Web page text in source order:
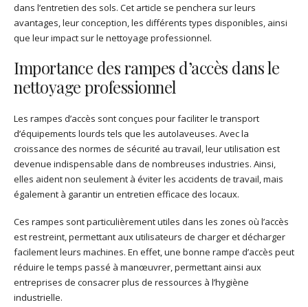
dans l’entretien des sols. Cet article se penchera sur leurs
avantages, leur conception, les différents types disponibles, ainsi
que leur impact sur le nettoyage professionnel.
Importance des rampes d’accès dans le
nettoyage professionnel
Les rampes d’accès sont conçues pour faciliter le transport
d’équipements lourds tels que les autolaveuses. Avec la
croissance des normes de sécurité au travail, leur utilisation est
devenue indispensable dans de nombreuses industries. Ainsi,
elles aident non seulement à éviter les accidents de travail, mais
également à garantir un entretien efficace des locaux.
Ces rampes sont particulièrement utiles dans les zones où l’accès
est restreint, permettant aux utilisateurs de charger et décharger
facilement leurs machines. En effet, une bonne rampe d’accès peut
réduire le temps passé à manœuvrer, permettant ainsi aux
entreprises de consacrer plus de ressources à l’hygiène
industrielle.